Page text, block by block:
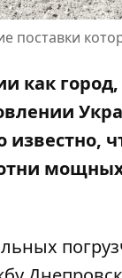
поставки
как